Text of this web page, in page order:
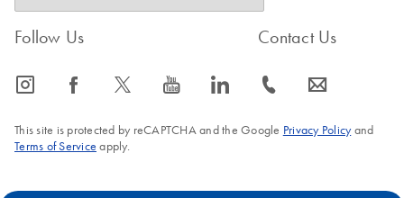
Follow Us
icon_0065_instagram-s icon_0064_facebook-s icon_0340_cc_gen_x-s icon_0077_youtube-s icon_0066_linkedin-s
Contact Us
icon_0072_phone-s icon_0063_envelope-s
This site is protected by reCAPTCHA and the Google Privacy Policyand
Terms of Service apply.